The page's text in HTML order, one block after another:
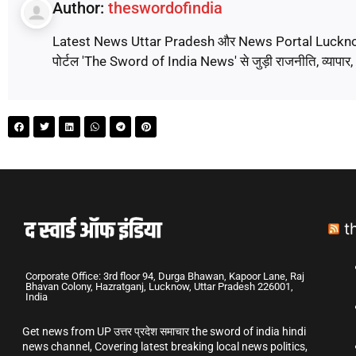
Author:theswordofindia
Latest News Uttar Pradesh और News Portal Lucknow
पोर्टल 'The Sword of India News' से जुड़ी राजनीति,
Corporate Office: 3rd floor 94, Durga Bhawan, Kapoor Lane, Raj
Bhavan Colony, Hazratganj, Lucknow, Uttar Pradesh 226001,
India
Get news from UP उत्तर प्रदेश समाचार the sword of india hindi
news channel, Covering latest breaking local news politics,